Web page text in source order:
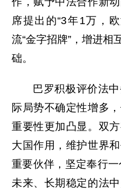
席提出的“3年1万，
流“金字招牌”，增进相
础。
巴罗积极评价法
际局势不确定性增多
重要性更加凸显。双
大国作用，维护世界
重要伙伴，坚定奉行
未来、长期稳定的法